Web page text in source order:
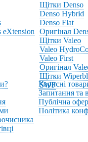
eXtension
Щітки Denso
Denso Hybrid
Denso Flat
Оригінал
Щітки Valeo
Valeo
Valeo First
Оригінал
Щітки
SWF
Корисні
Запитання та
Публічна
Політика